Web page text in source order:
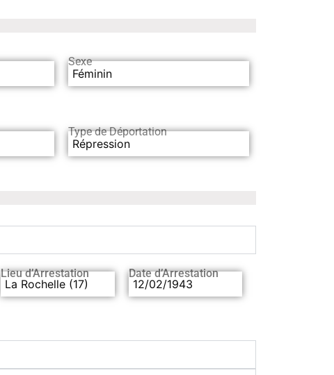
Sexe
Féminin
Type de Déportation
Répression
Lieu d’Arrestation
La Rochelle (17)
Date d’Arrestation
12/02/1943